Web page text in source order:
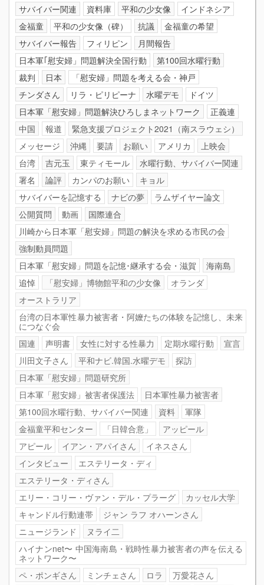
サバイバー関連
資料庫 平和の少女像
インドネシア
金福童
平和の少女像（碑） 抗議
金福童の希望
サバイバー報告
フィリピン
月間報告
日本軍｢慰安婦」問題解決全国行動
第100回水曜行動
裁判
日本
「慰安婦」問題を考える会・神戸
チンダさん
リラ・ピリピーナ 水曜デモ
ドイツ
日本軍「慰安婦」問題解決ひろしまネットワーク
正義連
中国
報道
緊急支援プロジェクト2021（南スラウェシ）
メッセージ
沖縄 要請 お願い アメリカ
上映会
台湾
吉元玉 東ティモール
水曜行動、サバイバー関連
署名
論評 カンパのお願い
キョル
サバイバーを記憶する
ナビの夢
ラムザイヤー論文
公開質問
動画
国際連合
川崎から日本軍「慰安婦」問題の解決を求める市民の会
強制動員問題
日本軍「慰安婦」問題を記憶･継承する会・滋賀
海南島
追悼
「慰安婦」博物館平和の少女像
オランダ
オーストラリア
台湾の日本軍性暴力被害者・阿嬤たちの体験を記憶し、未来
につなぐ会
国連
声明書 女性に対する性暴力 定期水曜行動
宣言
川田文子さん
平和ナビ.韓国.水曜デモ
探訪
日本軍「慰安婦」問題研究所
日本軍「慰安婦」被害者保護法
日本軍性暴力被害者
第100回水曜行動、サバイバー関連
資料
軍隊
金福童平和センター
「日韓合意」
アッピール
アピール
イアン・アパイさん
イネスさん
インタビュー
エステリータ・ディ
エステリータ・ディさん
エリー・コリー・ヴァン・デル・プラーグ
カッセル大学
キャンドル行動連帯
ジャン ラフ オハーンさん
ニュージランド
ヌライ二
ハイナンnet〜 中国海南島・戦時性暴力被害者の声を伝える
ネットワーク〜
ペ・ポンギさん
ミンチェさん ロラ
万愛花さん